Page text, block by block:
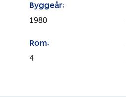
Byggeår:
1980
Rom:
4